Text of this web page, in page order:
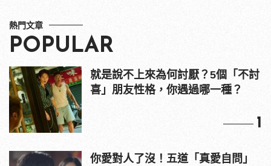
熱門文章
POPULAR
就是說不上來為何討厭？5個「不討
喜」朋友性格，你遇過哪一種？
1
你愛對人了沒！五道「真愛自問」